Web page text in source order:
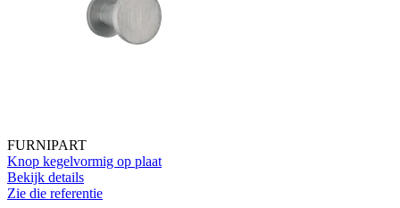
FURNIPART
Knop kegelvormig op plaat
Bekijk details
Zie die referentie